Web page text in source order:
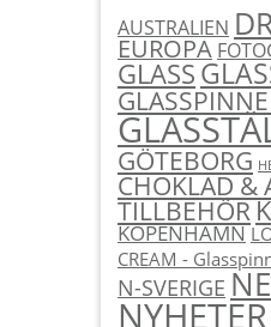
AUSTRALIEN
EUROPA
GLASS
GÖTEBORG
CHOKLAD &
TILLBEHÖR
KÖPENHAMN
CREAM -
N-SVERIGE
NYHETER